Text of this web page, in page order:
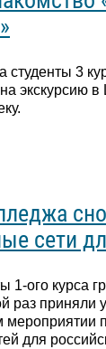
студенты 3
экскурсию в
сети
1-ого курса
раз приняли
мероприятии
для